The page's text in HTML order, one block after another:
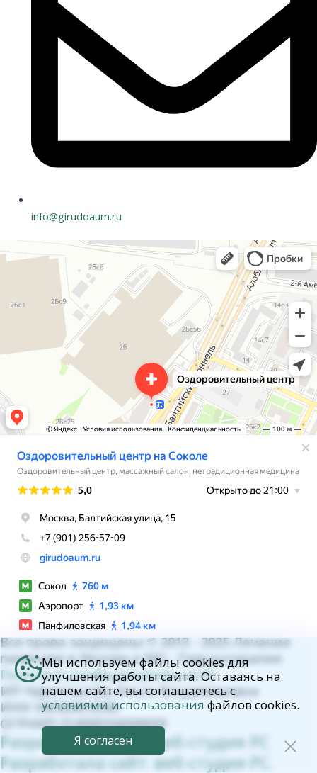
info@girudoaum.ru
Все права защищены © 2013 - 2025 Лечение
пиявками в Москве и МО - Гирудотерапия
Политика конфиденциальности.
ИП Черноталова Ольга Владимировна
ИНН 540420816506
ОГРНИП 314500104300039
Разработала сайт: веб-студия РС
Разработала сайт: веб-студия РС.
Мы используем файлы cookies для
улучшения работы сайта. Оставаясь на
нашем сайте, вы соглашаетесь с
условиями использования файлов cookies.
Я согласен